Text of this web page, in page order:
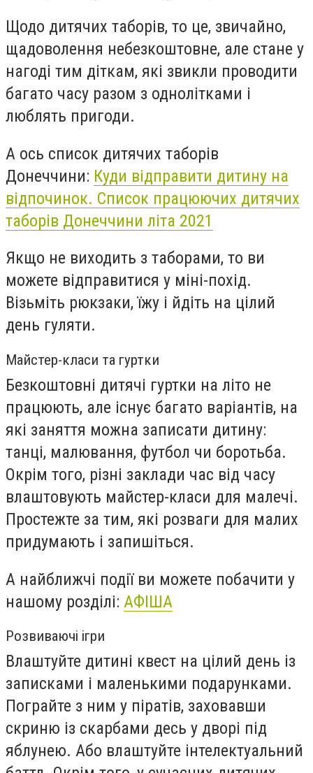
Щодо дитячих таборів, то це, звичайно,
щадоволення небезкоштовне, але стане у
нагоді тим діткам, які звикли проводити
багато часу разом з однолітками і
люблять пригоди.
А ось список дитячих таборів
Донеччини: Куди відправити дитину на
відпочинок. Список працюючих дитячих
таборів Донеччини літа 2021
Якщо не виходить з таборами, то ви
можете відправитися у міні-похід.
Візьміть рюкзаки, їжу і йдіть на цілий
день гуляти.
Майстер-класи та гуртки
Безкоштовні дитячі гуртки на літо не
працюють, але існує багато варіантів, на
які заняття можна записати дитину:
танці, малювання, футбол чи боротьба.
Окрім того, різні заклади час від часу
влаштовують майстер-класи для малечі.
Простежте за тим, які розваги для малих
придумають і запишіться.
А найближчі події ви можете побачити у
нашому розділі: АФІША
Розвиваючі ігри
Влаштуйте дитині квест на цілий день із
записками і маленькими подарунками.
Пограйте з ним у піратів, заховавши
скриню із скарбами десь у дворі під
яблунею. Або влаштуйте інтелектуальний